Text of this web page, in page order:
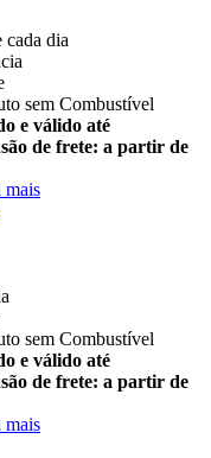
cada dia
sem Combustível
e válido até
de frete: a partir de
mais
sem Combustível
e válido até
de frete: a partir de
mais